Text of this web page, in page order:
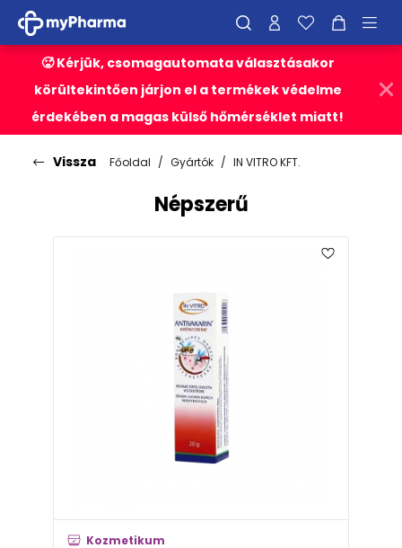
🥵 Kérjük, csomagautomata választásakor
körültekintően járjon el a termékek védelme
érdekében a magas külső hőmérséklet miatt!
Vissza Főoldal Gyártók IN VITRO KFT.
Népszerű
Kozmetikum